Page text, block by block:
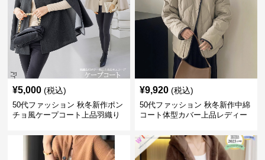
¥5,000 (税込)
50代ファッション 秋冬新作ポン
チョ風ケープコート上品羽織り
¥9,920 (税込)
50代ファッション 秋冬新作中綿
コート体型カバー上品レディー